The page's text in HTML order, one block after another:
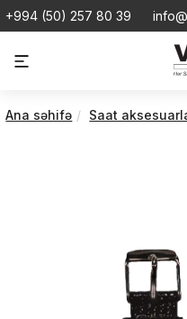
+994 (50) 257 80 39
Ana səhifə Saat